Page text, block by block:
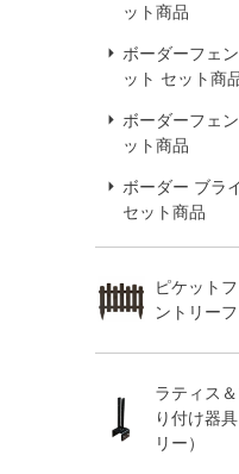
ット商品
ボーダーフェ
ット セット商
ボーダーフェ
ット商品
ボーダー ブラ
セット商品
ピケット
ントリーフ
ラティス
り付け器
リー）